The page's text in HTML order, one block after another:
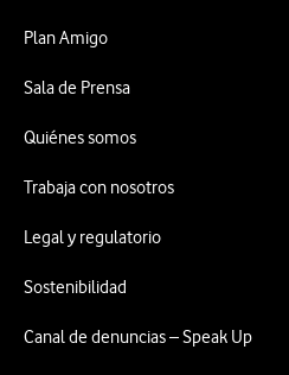
Plan Amigo
Sala de Prensa
Quiénes somos
Trabaja con nosotros
Legal y regulatorio
Sostenibilidad
Canal de denuncias – Speak Up